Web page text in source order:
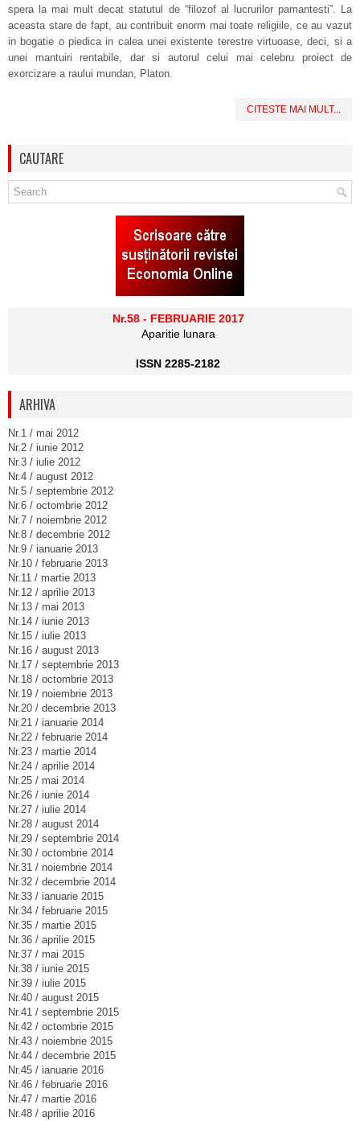
spera la mai mult decat statutul de “filozof al lucrurilor pamantesti”. La
aceasta stare de fapt, au contribuit enorm mai toate religiile, ce au vazut
in bogatie o piedica in calea unei existente terestre virtuoase, deci, si a
unei mantuiri rentabile, dar si autorul celui mai celebru proiect de
exorcizare a raului mundan, Platon.
CITESTE MAI MULT...
CAUTARE
Nr.58 - FEBRUARIE 2017
Aparitie lunara
ISSN 2285-2182
ARHIVA
Nr.1 / mai 2012
Nr.2 / iunie 2012
Nr.3 / iulie 2012
Nr.4 / august 2012
Nr.5 / septembrie 2012
Nr.6 / octombrie 2012
Nr.7 / noiembrie 2012
Nr.8 / decembrie 2012
Nr.9 / ianuarie 2013
Nr.10 / februarie 2013
Nr.11 / martie 2013
Nr.12 / aprilie 2013
Nr.13 / mai 2013
Nr.14 / iunie 2013
Nr.15 / iulie 2013
Nr.16 / august 2013
Nr.17 / septembrie 2013
Nr.18 / octombrie 2013
Nr.19 / noiembrie 2013
Nr.20 / decembrie 2013
Nr.21 / ianuarie 2014
Nr.22 / februarie 2014
Nr.23 / martie 2014
Nr.24 / aprilie 2014
Nr.25 / mai 2014
Nr.26 / iunie 2014
Nr.27 / iulie 2014
Nr.28 / august 2014
Nr.29 / septembrie 2014
Nr.30 / octombrie 2014
Nr.31 / noiembrie 2014
Nr.32 / decembrie 2014
Nr.33 / ianuarie 2015
Nr.34 / februarie 2015
Nr.35 / martie 2015
Nr.36 / aprilie 2015
Nr.37 / mai 2015
Nr.38 / iunie 2015
Nr.39 / iulie 2015
Nr.40 / august 2015
Nr.41 / septembrie 2015
Nr.42 / octombrie 2015
Nr.43 / noiembrie 2015
Nr.44 / decembrie 2015
Nr.45 / ianuarie 2016
Nr.46 / februarie 2016
Nr.47 / martie 2016
Nr.48 / aprilie 2016